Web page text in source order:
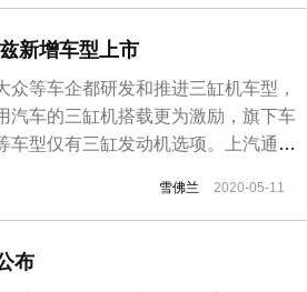
新增车型上市
等车企都研发和推进三缸机车型，
汽车的三缸机搭载更为激励，旗下车
车型仅有三缸发动机选项。上汽通用
机的偏见。在中国市场推广三缸机受
搭载计划的...
雪佛兰 2020-05-11
布